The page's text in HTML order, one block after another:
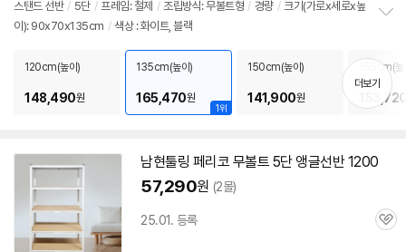
스탠드 선반 / 5단 / 프레임: 철제 / 조립방식: 무볼트형 / 경량 / 크기(가로x세로x높
이): 90x70x135cm / 색상 : 화이트, 블랙
펼
치
기
120cm(높이)
148,490원
1위
135cm(높이)
165,470원
150cm(높이)
141,900원
165cm(높
더보기
남현툴링 페리코 무볼트 5단 앵글선반1200
57,290원 (2몰)
25.01. 등록
관